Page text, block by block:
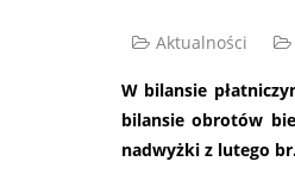
Aktualności
W bilansie
bilansie obrotów
nadwyżki z lutego